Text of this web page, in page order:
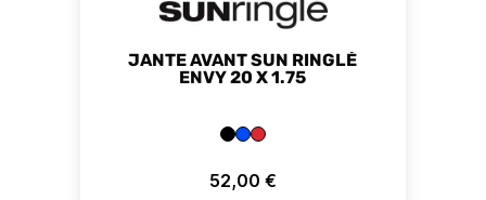
JANTE AVANT SUN RINGLÉ
ENVY 20 X 1.75
Prix
52,00 €